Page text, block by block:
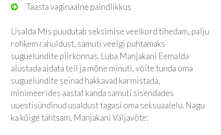
Taasta vaginaalne paindlikkus
Usalda Mis puudutab seksimise veelkord tihedam, palju
rohkem rahuldust, samuti veelgi puhtamaks
suguelundite piirkonnas. Luba Manjakani Eemalda
alustada aidata teil ja mõne minuti, võite tunda oma
suguelundite seinad hakkavad karmistada,
minimeerides aastat kanda samuti sisendades
uuestisündinud usaldust tagasi oma seksuaalelu. Nagu
ka kõige tähtsam, Manjakani Väljavõte: